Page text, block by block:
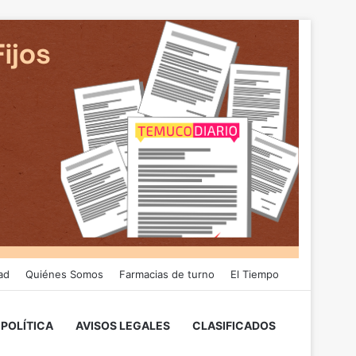
Quiénes Somos Farmacias de turno El Tiempo
POLÍTICA AVISOS LEGALES CLASIFICADOS